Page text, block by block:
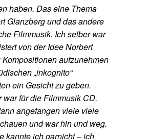
haben. Das eine Thema
Glanzberg und das andere
Filmmusik. Ich selber war
von der Idee Norbert
Kompositionen aufzunehmen
„inkognito“
ein Gesicht zu geben.
war für die Filmmusik CD.
angefangen viele viele
und war hin und weg.
kannte ich garnicht – ich